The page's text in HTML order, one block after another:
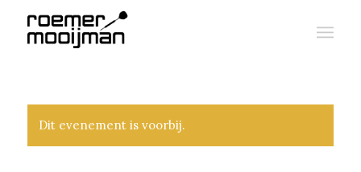
Dit evenement is voorbij.